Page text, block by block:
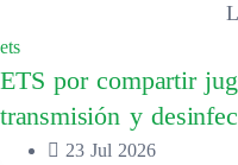
ets
ETS por compartir
transmisión y
23 Jul 2026